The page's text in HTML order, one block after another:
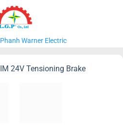
Phanh Warner Electric